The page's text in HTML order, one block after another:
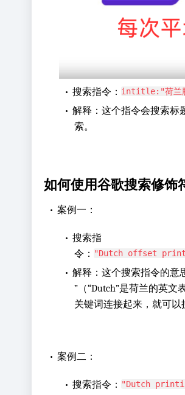
• 搜索指令： intitle:"荷兰
• 解释：这个指令会搜索标
索。
如何使用谷歌搜索修饰
• 案例一：
• 搜索指
令： "Dutch offset
• 解释：这个搜索指令的意
”（“Dutch”是荷兰的英文
关键词连接起来，就可以
• 案例二：
• 搜索指令： "Dutch